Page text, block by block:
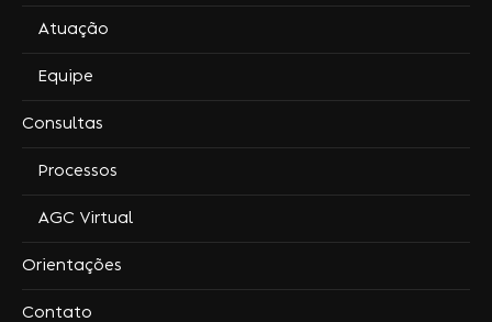
Atuação
Equipe
Consultas
Processos
AGC Virtual
Orientações
Contato